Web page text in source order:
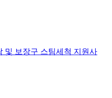
및 보장구 스팀세척 지원사